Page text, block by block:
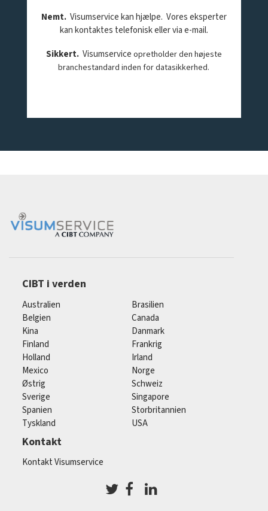
Nemt.Visumservice kan hjælpe. Vores eksperter
kan kontaktes telefonisk eller via e-mail.
Sikkert.Visumservice opretholder den højeste
branchestandard inden for datasikkerhed.
CIBT i verden
Australien
Brasilien
Belgien
Canada
Kina
Danmark
Finland
Frankrig
Holland
Irland
Mexico
Norge
Østrig
Schweiz
Sverige
Singapore
Spanien
Storbritannien
Tyskland
USA
Kontakt
Kontakt Visumservice